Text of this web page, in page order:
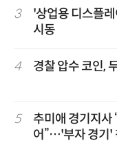
3
'상업용 디스플
시동
4 경찰 압수 코인,
5
추미애 경기지사
어”…'부자 경기'